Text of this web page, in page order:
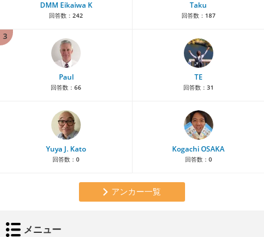
DMM Eikaiwa K
回答数： 242
Taku
回答数： 187
3
Paul
回答数： 66
TE
回答数： 31
Yuya J. Kato
回答数： 0
Kogachi OSAKA
回答数： 0
アンカー一覧
メニュー